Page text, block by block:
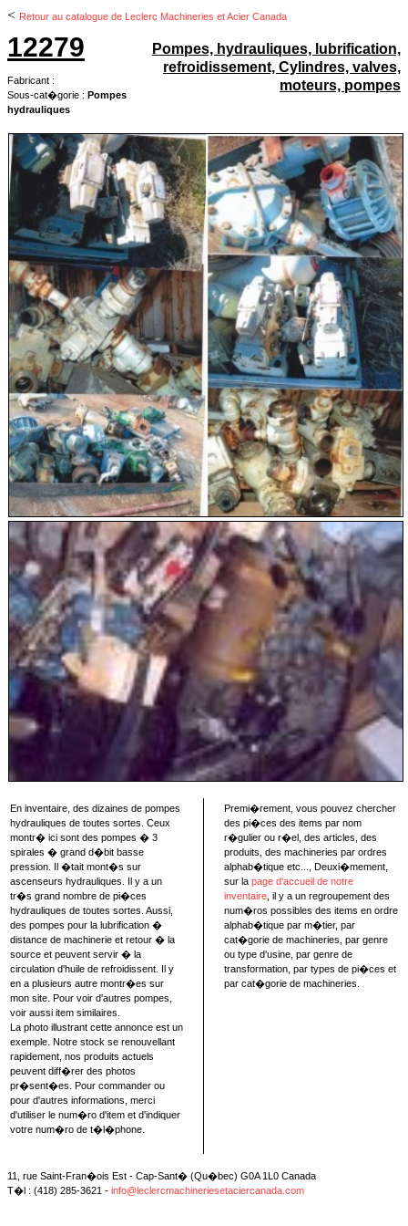
< Retour au catalogue de Leclerc Machineries et Acier Canada
12279
Fabricant :
Sous-cat�gorie : Pompes
hydrauliques
Pompes, hydrauliques, lubrification,
refroidissement, Cylindres, valves,
moteurs, pompes
En inventaire, des dizaines de pompes
hydrauliques de toutes sortes. Ceux
montr� ici sont des pompes � 3
spirales � grand d�bit basse
pression. Il �tait mont�s sur
ascenseurs hydrauliques. Il y a un
tr�s grand nombre de pi�ces
hydrauliques de toutes sortes. Aussi,
des pompes pour la lubrification �
distance de machinerie et retour � la
source et peuvent servir � la
circulation d'huile de refroidissent. Il y
en a plusieurs autre montr�es sur
mon site. Pour voir d'autres pompes,
voir aussi item similaires.
La photo illustrant cette annonce est un
exemple. Notre stock se renouvellant
rapidement, nos produits actuels
peuvent diff�rer des photos
pr�sent�es. Pour commander ou
pour d'autres informations, merci
d'utiliser le num�ro d'item et d'indiquer
votre num�ro de t�l�phone.
Premi�rement, vous pouvez chercher
des pi�ces des items par nom
r�gulier ou r�el, des articles, des
produits, des machineries par ordres
alphab�tique etc..., Deuxi�mement,
sur la page d'accueil de notre
inventaire , il y a un regroupement des
num�ros possibles des items en ordre
alphab�tique par m�tier, par
cat�gorie de machineries, par genre
ou type d'usine, par genre de
transformation, par types de pi�ces et
par cat�gorie de machineries.
11, rue Saint-Fran�ois Est - Cap-Sant� (Qu�bec) G0A 1L0 Canada
T�l : (418) 285-3621 - info@leclercmachineriesetaciercanada.com